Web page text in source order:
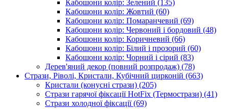
Кабошони колір: Зелений (135)
Кабошони колір: Жовтий (60)
Кабошони колір: Помаранчевий (69)
Кабошони колір: Червоний і бордовий (48)
Кабошони колір: Коричневий (66)
Кабошони колір: Білий і прозорий (60)
Кабошони колір: Чорний і сірий (83)
Дерев'яний декор (повний розпродаж) (78)
Стрази, Ріволі, Кристали, Кубічний цирконій (663)
Кристали (конусні стрази) (205)
Стрази гарячої фіксації HotFix (Термострази) (41)
Стрази холодної фіксації(69)